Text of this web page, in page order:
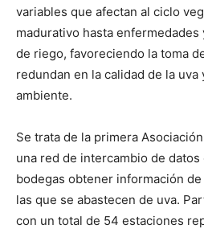
variables que afectan al ciclo
madurativo hasta enfermedades
de riego, favoreciendo la toma
redundan en la calidad de la
ambiente.
Se trata de la primera
una red de intercambio de
bodegas obtener información
las que se abastecen de uva.
con un total de 54 estaciones